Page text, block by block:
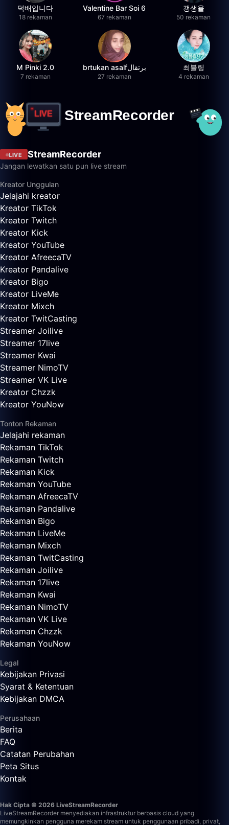
덕배입니다
18 rekaman
Valentine Bar Soi 6
67 rekaman
갱생율
50 rekaman
M Pinki 2.0
7 rekaman
brtukan asalfبرتقال
27 rekaman
최블링
4 rekaman
LIVE StreamRecorder
Jangan lewatkan satu pun live stream
Kreator Unggulan
Jelajahi kreator
Kreator TikTok
Kreator Twitch
Kreator Kick
Kreator YouTube
Kreator AfreecaTV
Kreator Pandalive
Kreator Bigo
Kreator LiveMe
Kreator Mixch
Kreator TwitCasting
Streamer Joilive
Streamer 17live
Streamer Kwai
Streamer NimoTV
Streamer VK Live
Kreator Chzzk
Kreator YouNow
Tonton Rekaman
Jelajahi rekaman
Rekaman TikTok
Rekaman Twitch
Rekaman Kick
Rekaman YouTube
Rekaman AfreecaTV
Rekaman Pandalive
Rekaman Bigo
Rekaman LiveMe
Rekaman Mixch
Rekaman TwitCasting
Rekaman Joilive
Rekaman 17live
Rekaman Kwai
Rekaman NimoTV
Rekaman VK Live
Rekaman Chzzk
Rekaman YouNow
Legal
Kebijakan Privasi
Syarat & Ketentuan
Kebijakan DMCA
Perusahaan
Berita
FAQ
Catatan Perubahan
Peta Situs
Kontak
Hak Cipta © 2026 LiveStreamRecorder
LiveStreamRecorder menyediakan infrastruktur berbasis cloud yang
memungkinkan pengguna merekam stream untuk penggunaan pribadi, privat,